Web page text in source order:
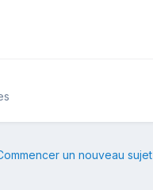
un nouveau sujet